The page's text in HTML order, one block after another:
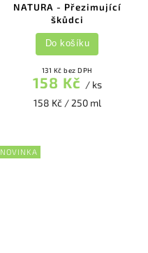
NATURA - Přezimující
škůdci
131 Kč bez DPH
158 Kč / ks
158 Kč / 250 ml
Do košíku
NOVINKA